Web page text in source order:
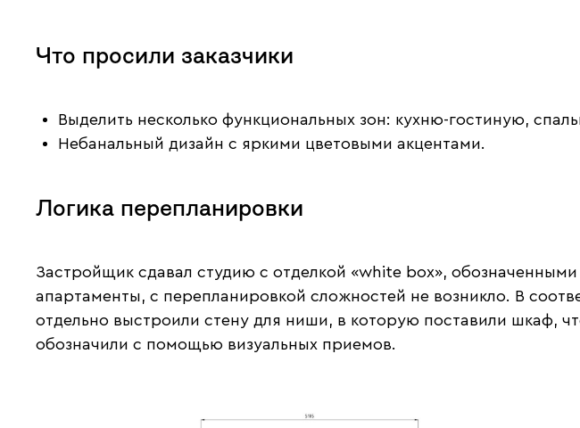
Что просили заказчики
Выделить несколько функциональных зон: кухню-гостиную,
Небанальный дизайн с яркими цветовыми акцентами.
Логика перепланировки
Застройщик сдавал студию с отделкой «white box»,
апартаменты, с перепланировкой сложностей не возникло. В
отдельно выстроили стену для ниши, в которую поставили шкаф,
обозначили с помощью визуальных приемов.